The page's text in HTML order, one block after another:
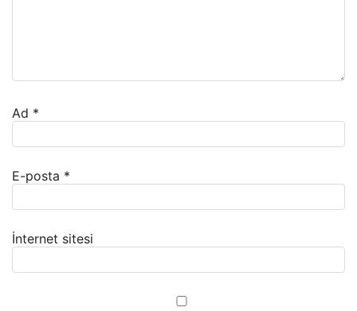
Ad *
E-posta *
İnternet sitesi